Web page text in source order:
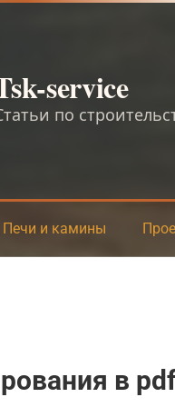
service
по
Печи и камины
в